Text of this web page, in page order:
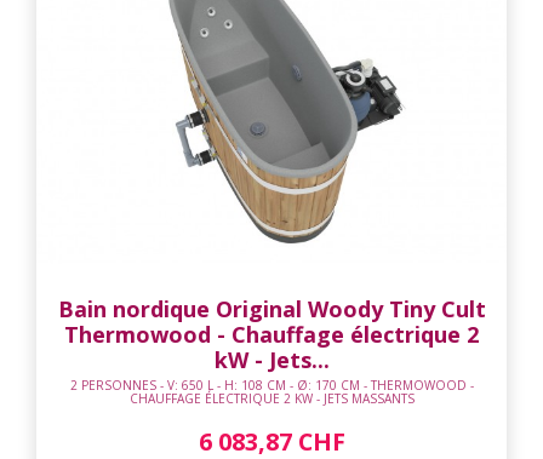
Bain nordique Original Woody Tiny Cult
Thermowood - Chauffage électrique 2
kW - Jets...
2 PERSONNES - V: 650 L - H: 108 CM - Ø: 170 CM - THERMOWOOD -
CHAUFFAGE ÉLECTRIQUE 2 KW - JETS MASSANTS
6 083,87 CHF